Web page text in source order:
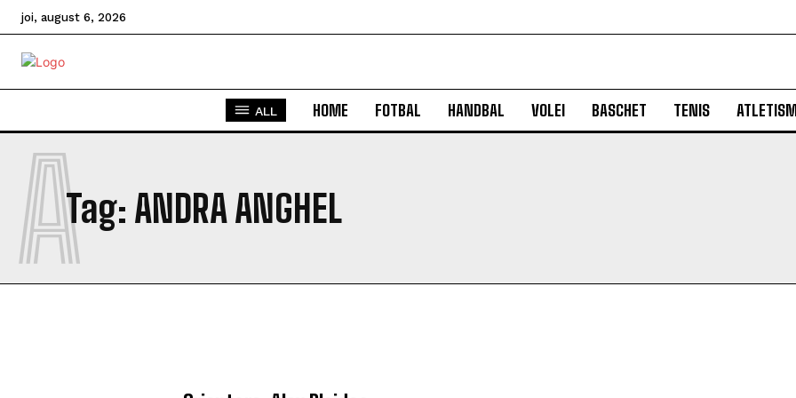
joi, august 6, 2026
ALL HOME FOTBAL HANDBAL VOLEI BASCHET TENIS
Tag: ANDRA ANGHEL
A